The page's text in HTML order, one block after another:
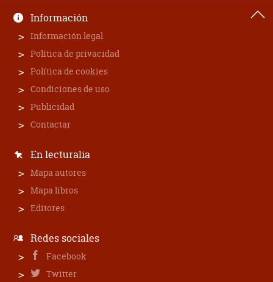
Información
Información legal
Política de privacidad
Política de cookies
Condiciones de uso
Publicidad
Contactar
En lecturalia
Mapa autores
Mapa libros
Editores
Redes sociales
Facebook
Twitter